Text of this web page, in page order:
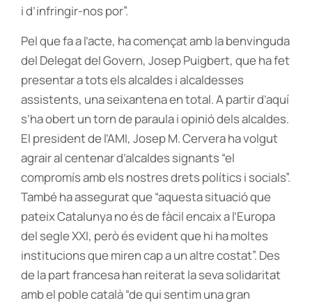
i d’infringir-nos por”.
Pel que fa a l’acte, ha començat amb la benvinguda
del Delegat del Govern, Josep Puigbert, que ha fet
presentar a tots els alcaldes i alcaldesses
assistents, una seixantena en total. A partir d’aquí
s’ha obert un torn de paraula i opinió dels alcaldes.
El president de l’AMI, Josep M. Cervera ha volgut
agrair al centenar d’alcaldes signants “el
compromís amb els nostres drets polítics i socials”.
També ha assegurat que “aquesta situació que
pateix Catalunya no és de fàcil encaix a l’Europa
del segle XXI, però és evident que hi ha moltes
institucions que miren cap a un altre costat”. Des
de la part francesa han reiterat la seva solidaritat
amb el poble català “de qui sentim una gran